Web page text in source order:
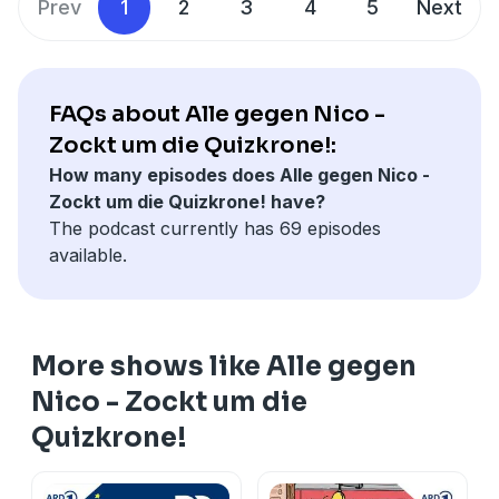
Prev 1 2 3 4 5 Next
FAQs about Alle gegen Nico -
Zockt um die Quizkrone!:
How many episodes does Alle gegen Nico -
Zockt um die Quizkrone! have?
The podcast currently has 69 episodes
available.
More shows like Alle gegen
Nico - Zockt um die
Quizkrone!